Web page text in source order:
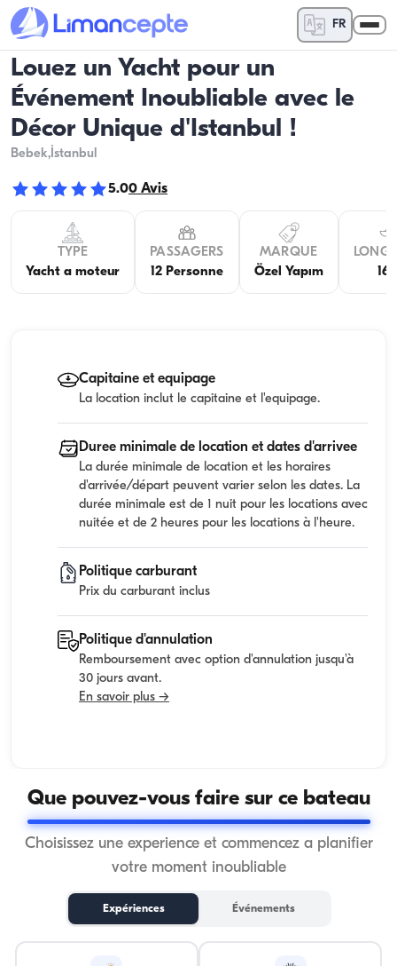
FR
Louez un Yacht pour un
Événement Inoubliable avec le
Décor Unique d'Istanbul !
Bebek,İstanbul
5.00 Avis
TYPE
Yacht a moteur
PASSAGERS
12 Personne
MARQUE
Özel Yapım
Capitaine et equipage
La location inclut le capitaine et l'equipage.
Duree minimale de location et dates d'arrivee
La durée minimale de location et les horaires
d'arrivée/départ peuvent varier selon les dates. La
durée minimale est de 1 nuit pour les locations avec
nuitée et de 2 heures pour les locations à l'heure.
Politique carburant
Prix du carburant inclus
Politique d'annulation
Remboursement avec option d'annulation jusqu'à
30 jours avant.
En savoir plus →
Que pouvez-vous faire sur ce bateau
Choisissez une experience et commencez a planifier
votre moment inoubliable
Expériences Événements